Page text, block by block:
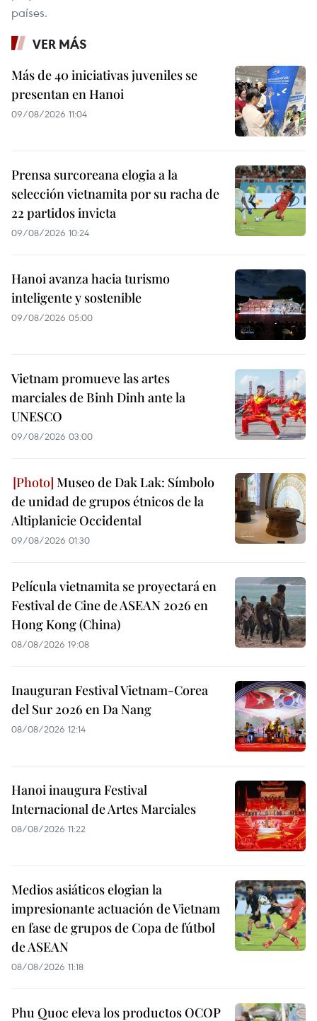
países.
VER MÁS
Más de 40 iniciativas juveniles se
presentan en Hanoi
09/08/2026 11:04
Prensa surcoreana elogia a la
selección vietnamita por su racha de
22 partidos invicta
09/08/2026 10:24
Hanoi avanza hacia turismo
inteligente y sostenible
09/08/2026 05:00
Vietnam promueve las artes
marciales de Binh Dinh ante la
UNESCO
09/08/2026 03:00
Museo de Dak Lak: Símbolo
de unidad de grupos étnicos de la
Altiplanicie Occidental
09/08/2026 01:30
Película vietnamita se proyectará en
Festival de Cine de ASEAN 2026 en
Hong Kong (China)
08/08/2026 19:08
Inauguran Festival Vietnam-Corea
del Sur 2026 en Da Nang
08/08/2026 12:14
Hanoi inaugura Festival
Internacional de Artes Marciales
08/08/2026 11:22
Medios asiáticos elogian la
impresionante actuación de Vietnam
en fase de grupos de Copa de fútbol
de ASEAN
08/08/2026 11:18
Phu Quoc eleva los productos OCOP